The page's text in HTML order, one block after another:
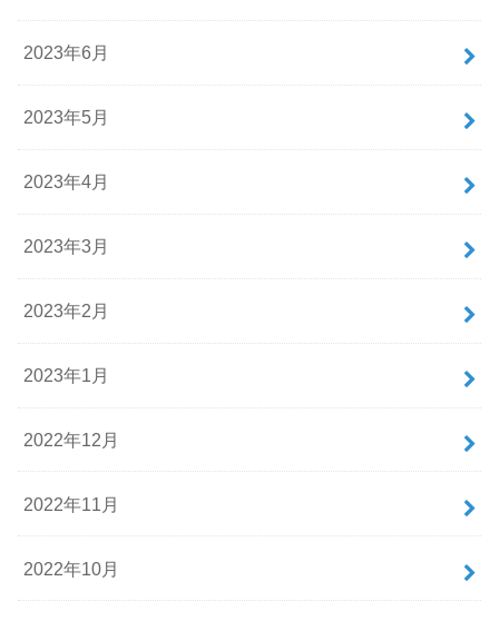
2023年6月
2023年5月
2023年4月
2023年3月
2023年2月
2023年1月
2022年12月
2022年11月
2022年10月